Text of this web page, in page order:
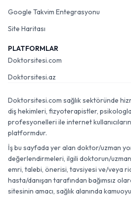
Google Takvim Entegrasyonu
Site Haritası
PLATFORMLAR
Doktorsitesi.com
Doktorsitesi.az
Doktorsitesi.com sağlık sektöründe
diş hekimleri, fizyoterapistler,
profesyonelleri ile internet
platformdur.
İş bu sayfada yer alan doktor/uzman
değerlendirmeleri, ilgili doktorun/
emri, talebi, önerisi, tavsiyesi ve/veya
hasta/danışan tarafından bağımsız
sitesinin amacı, sağlık alanında